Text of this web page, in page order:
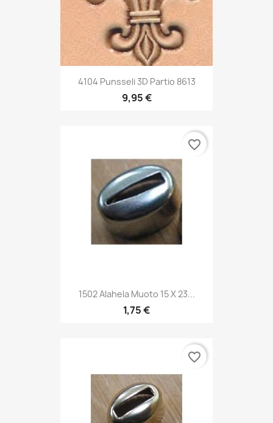
4104 Punsseli 3D Partio 8613
9,95 €
1502 Alahela Muoto 15 X 23...
1,75 €
favorite_border
favorite_border